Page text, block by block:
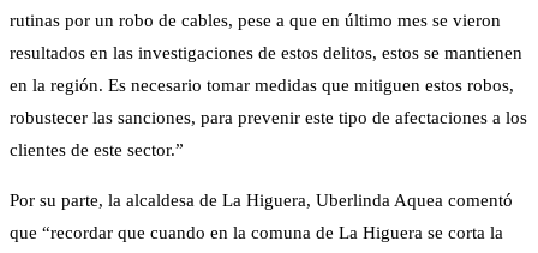
rutinas por un robo de cables, pese a que en último mes se vieron
resultados en las investigaciones de estos delitos, estos se mantienen
en la región. Es necesario tomar medidas que mitiguen estos robos,
robustecer las sanciones, para prevenir este tipo de afectaciones a los
clientes de este sector.”
Por su parte, la alcaldesa de La Higuera, Uberlinda Aquea comentó
que “recordar que cuando en la comuna de La Higuera se corta la